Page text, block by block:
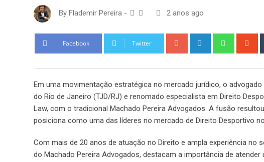
By Flademir Pereira - 2 anos ago
Facebook Twitter Google+ LinkedIn Whatsapp
Em uma movimentação estratégica no mercado jurídico, o
do Rio de Janeiro (TJD/RJ) e renomado especialista em Direito
Law, com o tradicional Machado Pereira Advogados. A fusão
posiciona como uma das líderes no mercado de Direito Desportivo
Com mais de 20 anos de atuação no Direito e ampla experiência
do Machado Pereira Advogados, destacam a importância de